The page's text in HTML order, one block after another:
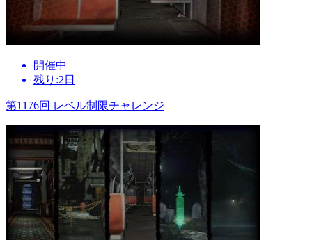
開催中
残り:2日
第1176回 レベル制限チャレンジ